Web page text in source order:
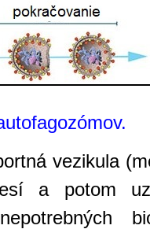
vezikula
a potom